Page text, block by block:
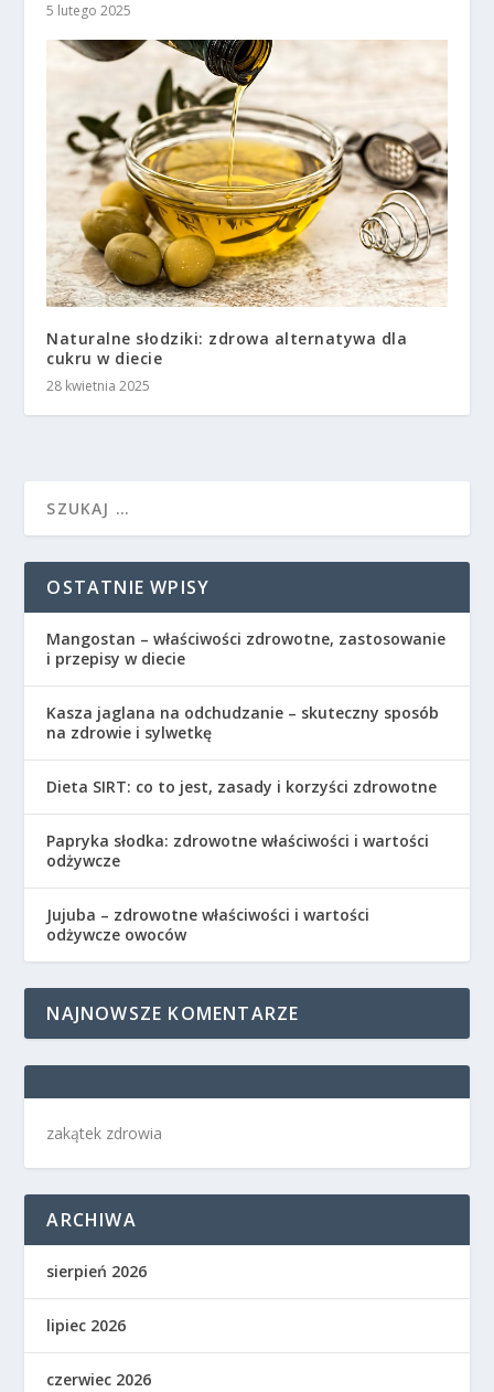
5 lutego 2025
Naturalne słodziki: zdrowa alternatywa dla
cukru w diecie
28 kwietnia 2025
OSTATNIE WPISY
Mangostan – właściwości zdrowotne, zastosowanie
i przepisy w diecie
Kasza jaglana na odchudzanie – skuteczny sposób
na zdrowie i sylwetkę
Dieta SIRT: co to jest, zasady i korzyści zdrowotne
Papryka słodka: zdrowotne właściwości i wartości
odżywcze
Jujuba – zdrowotne właściwości i wartości
odżywcze owoców
NAJNOWSZE KOMENTARZE
zakątek zdrowia
ARCHIWA
sierpień 2026
lipiec 2026
czerwiec 2026